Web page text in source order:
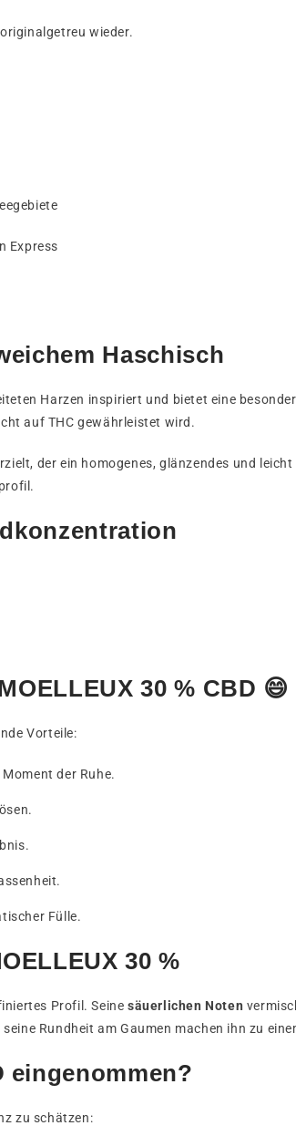
wieder.
Express
Haschisch
Harzen inspiriert und bietet eine
auf THC gewährleistet wird.
der ein homogenes, glänzendes und
30 % CBD 😄
Vorteile:
der Ruhe.
Fülle.
30 %
Profil. Seine säuerlichen Noten
Rundheit am Gaumen machen ihn zu
eingenommen?
zu schätzen: